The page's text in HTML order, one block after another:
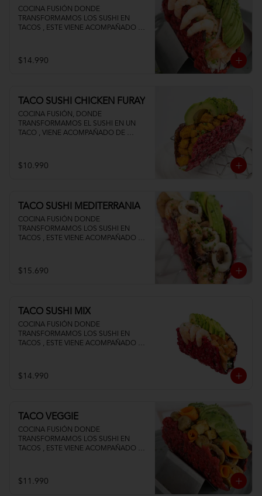
COCINA FUSIÓN DONDE
TRANSFORMAMOS LOS SUSHI EN
TACOS , ESTE VIENE ACOMPAÑADO DE
$14.990
TACO SUSHI CHICKEN FURAY
COCINA FUSIÓN, DONDE
TRANSFORMAMOS EL SUSHI EN UN
TACO , VIENE ACOMPAÑADO DE
$10.990
TACO SUSHI MEDITERRANIA
COCINA FUSIÓN DONDE
TRANSFORMAMOS LOS SUSHI EN
TACOS , ESTE VIENE ACOMPAÑADO DE
$15.690
TACO SUSHI MIX
COCINA FUSIÓN DONDE
TRANSFORMAMOS LOS SUSHI EN
TACOS , ESTE VIENE ACOMPAÑADO DE
$14.990
TACO VEGGIE
COCINA FUSIÓN DONDE
TRANSFORMAMOS LOS SUSHI EN
TACOS , ESTE VIENE ACOMPAÑADO DE
$11.990